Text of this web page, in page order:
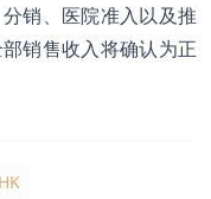
销、医院准入以及推
销售收入将确认为正